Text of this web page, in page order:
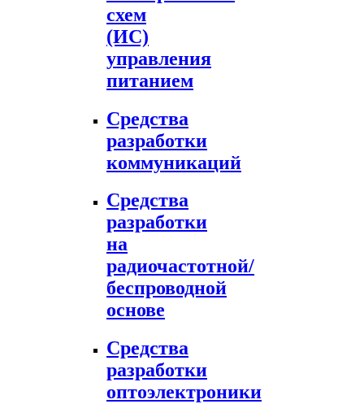
схем
(ИС)
управления
питанием
Средства
разработки
коммуникаций
Средства
разработки
на
радиочастотной/
беспроводной
основе
Средства
разработки
оптоэлектроники